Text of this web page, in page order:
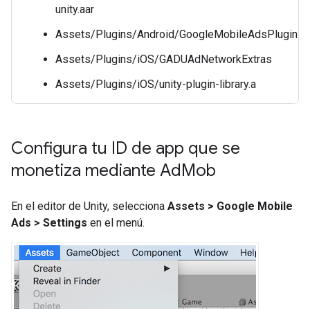
unity.aar
Assets/Plugins/Android/GoogleMobileAdsPlugin
Assets/Plugins/iOS/GADUAdNetworkExtras
Assets/Plugins/iOS/unity-plugin-library.a
Configura tu ID de app que se
monetiza mediante AdMob
En el editor de Unity, selecciona Assets > Google Mobile
Ads > Settings en el menú.